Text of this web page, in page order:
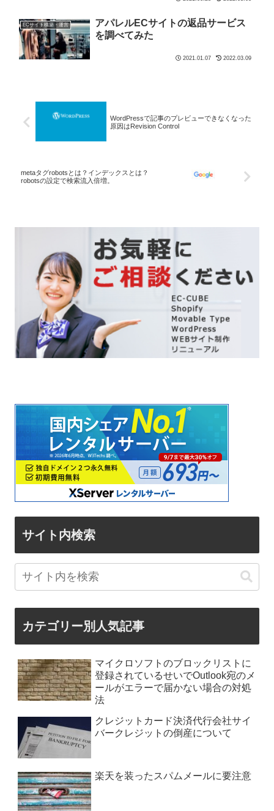
ECサイト構築・運営
アパレルECサイトの返品サービス
を調べてみた
2021.01.07 2022.03.09
WordPressで記事のプレビューできなくなった
原因はRevision Control
metaタグrobotsとは？インデックスとは？
robotsの設定で検索流入倍増。
サイト内検索
カテゴリー別人気記事
マイクロソフトのブロックリストに
登録されているせいでOutlook宛のメ
ールがエラーで届かない場合の対処
法
クレジットカード決済代行会社サイ
バークレジットの倒産について
楽天を装ったスパムメールに要注意